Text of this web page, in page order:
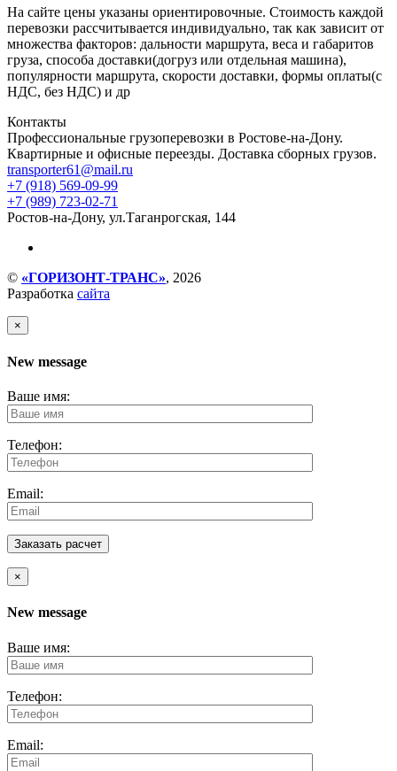
На сайте цены указаны ориентировочные. Стоимость каждой
перевозки рассчитывается индивидуально, так как зависит от
множества факторов: дальности маршрута, веса и габаритов
груза, способа доставки(догруз или отдельная машина),
популярности маршрута, скорости доставки, формы оплаты(с
НДС, без НДС) и др
Контакты
Профессиональные грузоперевозки в Ростове-на-Дону.
Квартирные и офисные переезды. Доставка сборных грузов.
transporter61@mail.ru
+7 (918) 569-09-99
+7 (989) 723-02-71
Ростов-на-Дону, ул.Таганрогская, 144
© «ГОРИЗОНТ-ТРАНС», 2026
Разработка сайта
×
New message
Ваше имя:
Телефон:
Email:
×
New message
Ваше имя:
Телефон:
Email: